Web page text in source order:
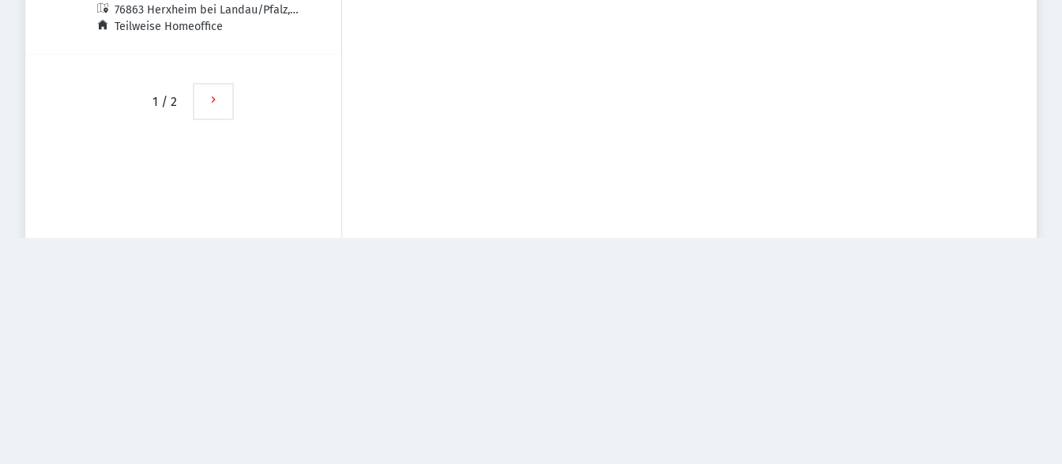
76863 Herxheim bei Landau/Pfalz,
Deutschland
Teilweise Homeoffice
1 / 2